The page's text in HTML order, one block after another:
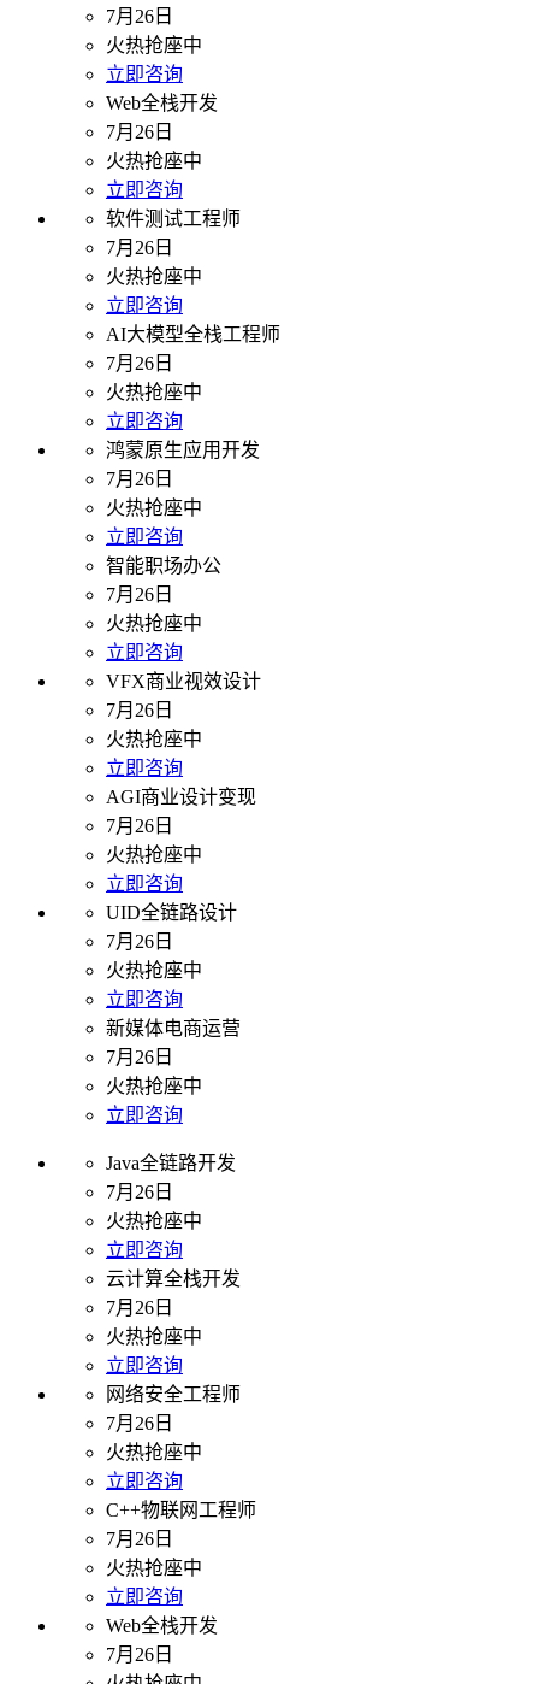
7月26日
火热抢座中
立即咨询
Web全栈开发
7月26日
火热抢座中
立即咨询
软件测试工程师
7月26日
火热抢座中
立即咨询
AI大模型全栈工程师
7月26日
火热抢座中
立即咨询
鸿蒙原生应用开发
7月26日
火热抢座中
立即咨询
智能职场办公
7月26日
火热抢座中
立即咨询
VFX商业视效设计
7月26日
火热抢座中
立即咨询
AGI商业设计变现
7月26日
火热抢座中
立即咨询
UID全链路设计
7月26日
火热抢座中
立即咨询
新媒体电商运营
7月26日
火热抢座中
立即咨询
Java全链路开发
7月26日
火热抢座中
立即咨询
云计算全栈开发
7月26日
火热抢座中
立即咨询
网络安全工程师
7月26日
火热抢座中
立即咨询
C++物联网工程师
7月26日
火热抢座中
立即咨询
Web全栈开发
7月26日